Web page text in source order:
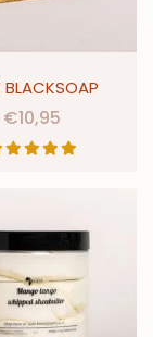
€10,95